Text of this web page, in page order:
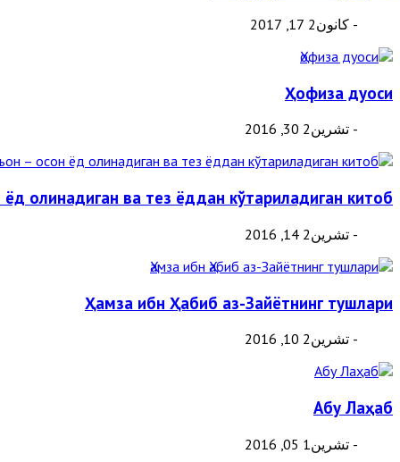
- كانون2 17, 2017
Ҳофиза дуоси
- تشرين2 30, 2016
олинадиган ва тез ёддан кўтариладиган китоб
- تشرين2 14, 2016
Ҳамза ибн Ҳабиб аз-Зайётнинг тушлари
- تشرين2 10, 2016
Абу Лаҳаб
- تشرين1 05, 2016